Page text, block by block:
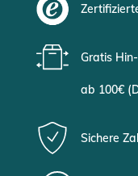
Gratis
ab 100€
Sichere